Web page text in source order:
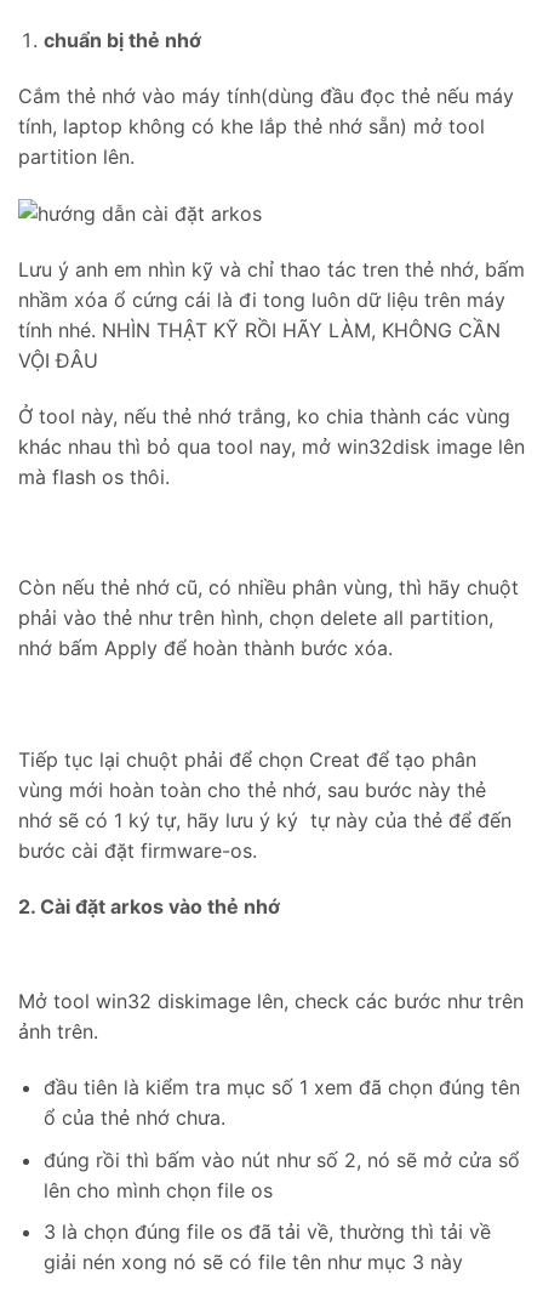
chuẩn bị thẻ nhớ
Cắm thẻ nhớ vào máy tính(dùng đầu đọc thẻ nếu máy
tính, laptop không có khe lắp thẻ nhớ sẵn) mở tool
partition lên.
Lưu ý anh em nhìn kỹ và chỉ thao tác tren thẻ nhớ, bấm
nhầm xóa ổ cứng cái là đi tong luôn dữ liệu trên máy
tính nhé. NHÌN THẬT KỸ RỒI HÃY LÀM, KHÔNG CẦN
VỘI ĐÂU
Ở tool này, nếu thẻ nhớ trắng, ko chia thành các vùng
khác nhau thì bỏ qua tool nay, mở win32disk image lên
mà flash os thôi.
Còn nếu thẻ nhớ cũ, có nhiều phân vùng, thì hãy chuột
phải vào thẻ như trên hình, chọn delete all partition,
nhớ bấm Apply để hoàn thành bước xóa.
Tiếp tục lại chuột phải để chọn Creat để tạo phân
vùng mới hoàn toàn cho thẻ nhớ, sau bước này thẻ
nhớ sẽ có 1 ký tự, hãy lưu ý ký tự này của thẻ để đến
bước cài đặt firmware-os.
2. Cài đặt arkos vào thẻ nhớ
Mở tool win32 diskimage lên, check các bước như trên
ảnh trên.
đầu tiên là kiểm tra mục số 1 xem đã chọn đúng tên
ổ của thẻ nhớ chưa.
đúng rồi thì bấm vào nút như số 2, nó sẽ mở cửa sổ
lên cho mình chọn file os
3 là chọn đúng file os đã tải về, thường thì tải về
giải nén xong nó sẽ có file tên như mục 3 này